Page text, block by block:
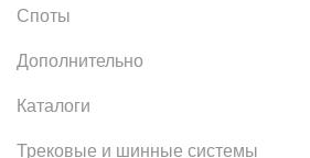
Споты
Дополнительно
Каталоги
Трековые и шинные системы